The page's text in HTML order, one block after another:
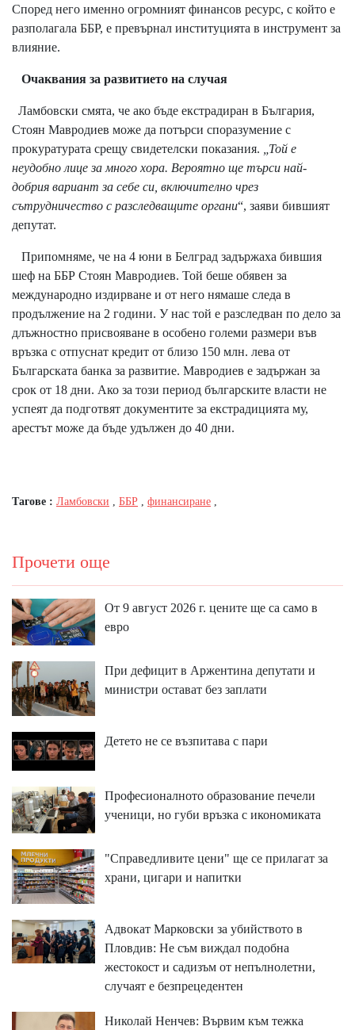
Според него именно огромният финансов ресурс, с който е
разполагала ББР, е превърнал институцията в инструмент за
влияние.
Очаквания за развитието на случая
Ламбовски смята, че ако бъде екстрадиран в България,
Стоян Мавродиев може да потърси споразумение с
прокуратурата срещу свидетелски показания. „Той е
неудобно лице за много хора. Вероятно ще търси най-
добрия вариант за себе си, включително чрез
сътрудничество с разследващите органи“, заяви бившият
депутат.
Припомняме, че на 4 юни в Белград задържаха бившия
шеф на ББР Стоян Мавродиев. Той беше обявен за
международно издирване и от него нямаше следа в
продължение на 2 години. У нас той е разследван по дело за
длъжностно присвояване в особено големи размери във
връзка с отпуснат кредит от близо 150 млн. лева от
Българската банка за развитие. Мавродиев е задържан за
срок от 18 дни. Ако за този период българските власти не
успеят да подготвят документите за екстрадицията му,
арестът може да бъде удължен до 40 дни.
Тагове : Ламбовски ББР финансиране
Прочети още
От 9 август 2026 г. цените ще са само в
евро
При дефицит в Аржентина депутати и
министри остават без заплати
Детето не се възпитава с пари
Професионалното образование печели
ученици, но губи връзка с икономиката
"Справедливите цени" ще се прилагат за
храни, цигари и напитки
Адвокат Марковски за убийството в
Пловдив: Не съм виждал подобна
жестокост и садизъм от непълнолетни,
случаят е безпрецедентен
Николай Ненчев: Вървим към тежка